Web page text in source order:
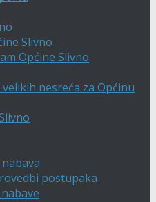
Slivno
Općine Slivno
nesreća za Općinu
postupaka